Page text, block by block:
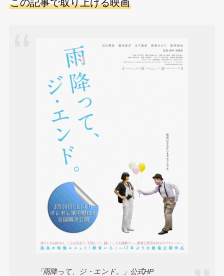
この記事で取り上げる映画
「雨降って、ジ・エンド。」公式HP